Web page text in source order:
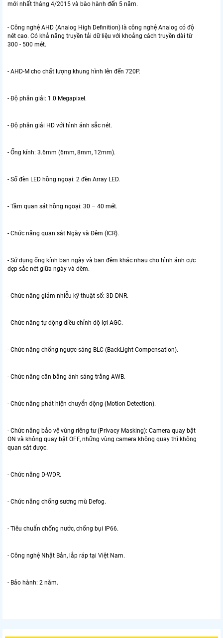
mới nhất tháng 4/2015 và bào hành đến 5 năm.
- Công nghệ AHD (Analog High Definition) là công nghệ Analog có độ
nét cao. Có khả năng truyền tải dữ liệu với khoảng cách truyền dài từ
300 - 500 mét.
- AHD-M cho chất lượng khung hình lên đến 720P.
- Độ phân giải: 1.0 Megapixel.
- Độ phân giải HD với hình ảnh sắc nét.
- Ống kính: 3.6mm (6mm, 8mm, 12mm).
- Số đèn LED hồng ngoại: 2 đèn Array LED.
- Tầm quan sát hồng ngoại: 30 – 40 mét.
- Chức năng quan sát Ngày và Đêm (ICR).
- Sử dụng ống kính ban ngày và ban đêm khác nhau cho hình ảnh cực
đẹp sắc nét giữa ngày và đêm.
- Chức năng giảm nhiễu kỹ thuật số: 3D-DNR.
- Chức năng tự động điều chỉnh độ lợi AGC.
- Chức năng chống ngược sáng BLC (BackLight Compensation).
- Chức năng cân bằng ánh sáng trắng AWB.
- Chức năng phát hiện chuyển động (Motion Detection).
- Chức năng bảo vệ vùng riêng tư (Privacy Masking): Camera quay bật
ON và không quay bật OFF, những vùng camera không quay thì không
quan sát được.
- Chức năng D-WDR.
- Chức năng chống sương mù Defog.
- Tiêu chuẩn chống nước, chống bụi IP66.
- Công nghệ Nhật Bản, lắp ráp tại Việt Nam.
- Bảo hành: 2 năm.